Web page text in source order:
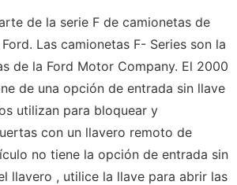
de la serie F de camionetas de
Las camionetas F- Series son la
de la Ford Motor Company. El 2000
de una opción de entrada sin llave
utilizan para bloquear y
con un llavero remoto de
no tiene la opción de entrada sin
llavero , utilice la llave para abrir las